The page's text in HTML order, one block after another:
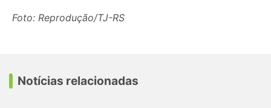
Foto: Reprodução/TJ-RS
Notícias relacionadas